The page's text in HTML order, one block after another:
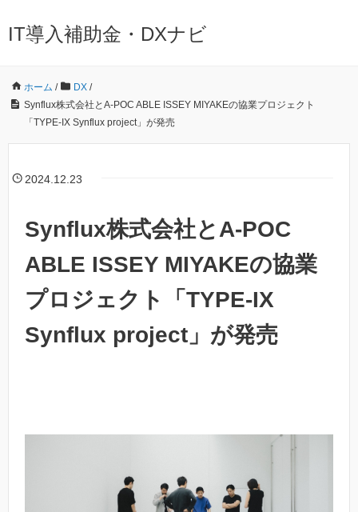
IT導入補助金・DXナビ
ホーム / DX /
Synflux株式会社とA-POC ABLE ISSEY MIYAKEの協業プロジェクト
「TYPE-IX Synflux project」が発売
2024.12.23
Synflux株式会社とA-POC
ABLE ISSEY MIYAKEの協業
プロジェクト「TYPE-IX
Synflux project」が発売